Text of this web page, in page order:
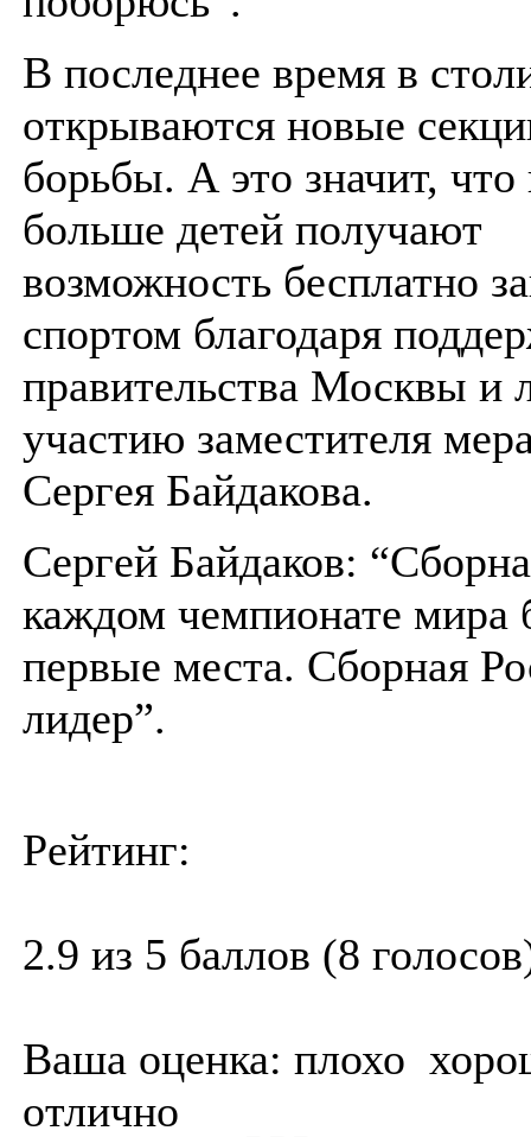
В последнее время в
открываются новые
борьбы. А это значит, что
больше детей получают
возможность бесплатно
спортом благодаря
правительства Москвы и
участию заместителя
Сергея Байдакова.
Сергей Байдаков:
каждом чемпионате мира
первые места. Сборная
лидер”.
Рейтинг:
2.9 из 5 баллов (8
Ваша оценка: плохо
отлично